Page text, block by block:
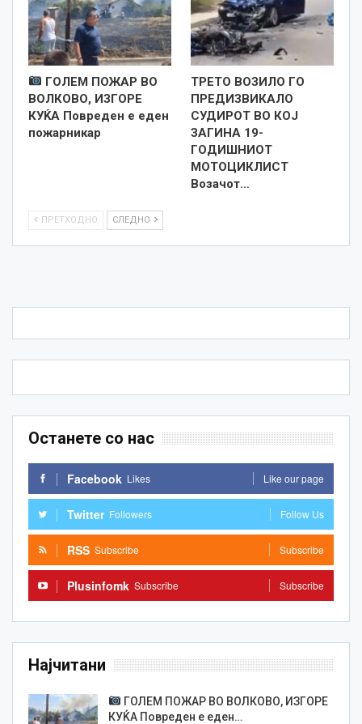
ГОЛЕМ ПОЖАР ВО
ВОЛКОВО, ИЗГОРЕ
КУЌА Повреден е еден
пожарникар
ТРЕТО ВОЗИЛО ГО
ПРЕДИЗВИКАЛО
СУДИРОТ ВО КОЈ
ЗАГИНА 19-
ГОДИШНИОТ
МОТОЦИКЛИСТ
Возачот…
ПРЕТХОДНО СЛЕДНО
Останете со нас
Facebook Likes Like our page
Twitter Followers Follow Us
RSS Subscribe Subscribe
Plusinfomk Subscribe Subscribe
Најчитани
ГОЛЕМ ПОЖАР ВО ВОЛКОВО, ИЗГОРЕ
КУЌА Повреден е еден…